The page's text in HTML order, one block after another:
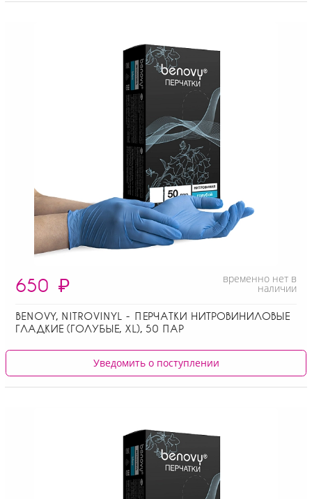
650 ₽ временно нет в
наличии
BENOVY, NITROVINYL - ПЕРЧАТКИ НИТРОВИНИЛОВЫЕ
ГЛАДКИЕ (ГОЛУБЫЕ, XL), 50 ПАР
Уведомить о поступлении